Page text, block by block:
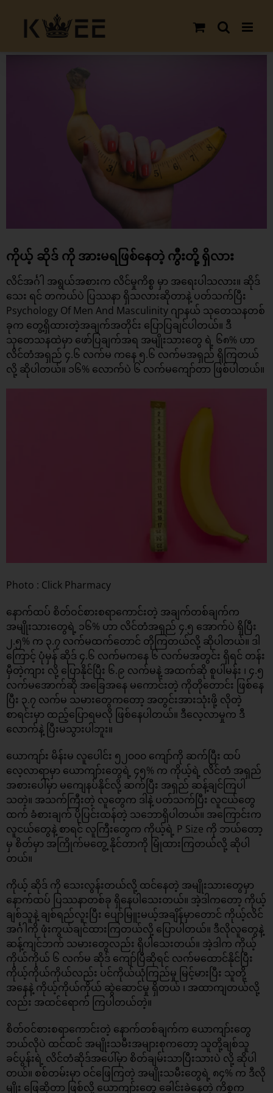
content
ကိုယ့် ဆိုဒ် ကို အားမရဖြစ်နေတဲ့ ကွီးတို့ ရှိလား
လိင်အင်္ဂါ အရွယ်အစားက လိင်မှုကိစ္စ မှာ အရေးပါသလား။ ဆိုဒ်
သေး ရင် တကယ်ပဲ ပြဿနာ ရှိသလားဆိုတာနဲ့ ပတ်သက်ပြီး
Psychology Of Men And Masculinity ဂျာနယ် သုတေသနတစ်
ခုက တွေ့ရှိထားတဲ့အချက်အတိုင်း ပြောပြချင်ပါတယ်။ ဒီ
သုတေသနထဲမှာ ဖော်ပြချက်အရ အမျိုးသားတွေ ရဲ့ ၆၈% ဟာ
လိင်တံအရှည် ၄.၆ လက်မ ကနေ ၅.၆ လက်မအရှည် ရှိကြတယ်
လို့ ဆိုပါတယ်။ ၁၆% လောက်ပဲ ၆ လက်မကျော်တာ ဖြစ်ပါတယ်။
Photo : Click Pharmacy
နောက်ထပ် စိတ်ဝင်စားစရာကောင်းတဲ့ အချက်တစ်ချက်က
အမျိုးသားတွေရဲ့ ၁၆% ဟာ လိင်တံအရှည် ၄.၅ အောက်ပဲ ရှိပြီး
၂.၅% က ၃.၇ လက်မထက်‌တောင် တိုကြတယ်လို့ ဆိုပါတယ်။ ဒါ
ကြောင့် ပုံမှန် ဆိုဒ် ၄.၆ လက်မကနေ ၆ လက်မအတွင်း ရှိရင် တန်း
မှီတဲ့ကျား လို့ ပြောနိုင်ပြီး ၆.၉ လက်မနဲ့ အထက်ဆို စူပါမန်း ၊ ၄.၅
လက်မအောက်ဆို အခြေအနေ မကောင်းတဲ့ ကိုတိုတောင်း ဖြစ်နေ
ပြီး ၃.၇ လက်မ သမားတွေကတော့ အတွင်းအားသုံးဖို့ လိုတဲ့
စာရင်းမှာ ထည့်ပြောရမလို ဖြစ်နေပါတယ်။ ဒီလေ့လာမှုက ဒီ
လောက်နဲ့ ပြီးမသွားပါဘူး။
ယောကျာ်း မိန်းမ လူပေါင်း ၅၂၀၀၀ ကျော်ကို ဆက်ပြီး ထပ်
လေ့လာရာမှာ ယောကျာ်းတွေရဲ့ ၄၅% က ကိုယ့်ရဲ့ လိင်တံ အရှည်
အစားပေါ်မှာ မကျေနပ်နိုင်လို့ ဆက်ပြီး အရှည် ဆန့်ချင်ကြပါ
သတဲ့။ အသက်ကြီးတဲ့ လူတွေက ဒါနဲ့ ပတ်သက်ပြီး လူငယ်တွေ
ထက် ခံစားချက် ပိုပြင်းထန်တဲ့ သဘောရှိပါတယ်။ အကြောင်းက
လူငယ်တွေနဲ့ စာရင် လူကြီးတွေက ကိုယ့်ရဲ့ P Size ကို ဘယ်တော့
မှ စိတ်မှာ အကြိုက်မတွေ့ နိုင်တာကို မြုံထားကြတယ်လို့ ဆိုပါ
တယ်။
ကိုယ့် ဆိုဒ် ကို သေးလွန်းတယ်လို့ ထင်နေတဲ့ အမျိုးသားတွေမှာ
နောက်ထပ် ပြဿနာတစ်ခု ရှိနေပါသေးတယ်။ အဲ့ဒါကတော့ ကိုယ့်
ချစ်သူနဲ့ ချစ်ရည်လူးပြီး ပျော်မြူးမယ့်အချိန်မှာတောင် ကိုယ့်လိင်
အင်္ဂါကို ဖုံးကွယ်ချင်ထားကြတယ်လို့ ပြောပါတယ်။ ဒီလိုလူတွေနဲ့
ဆန့်ကျင်ဘက် သမားတွေလည်း ရှိပါသေးတယ်။ အဲ့ဒါက ကိုယ့်
ကိုယ်ကိုယ် ၆ လက်မ ဆိုဒ် ကျော်ပြီဆိုရင် လက်မထောင်နိုင်ပြီး
ကိုယ့်ကိုယ်ကိုယ်လည်း ပင်ကိုယ်ယုံကြည်မှု မြင့်မားပြီး သူတို့
အနေနဲ့ ကိုယ့်ကိုယ်ကိုယ် ဆွဲဆောင်မှု ရှိတယ် ၊ အထာကျတယ်လို့
လည်း အထင်ရောက် ကြပါတယ်တဲ့။
စိတ်ဝင်စားစရာကောင်းတဲ့ နောက်တစ်ချက်က ယောကျာ်းတွေ
ဘယ်လိုပဲ ထင်ထင် အမျိုးသမီးအများစုကတော့ သူတို့ချစ်သူ
ခင်ပွန်းရဲ့ လိင်တံဆိုဒ်အပေါ်မှာ စိတ်ချမ်းသာပြီးသားပဲ လို့ ဆိုပါ
တယ်။ စစ်တမ်းမှာ ဝင်ဖြေကြတဲ့ အမျိုးသမီးတွေရဲ့ ၈၄% က ဒီလို
မျိုး ဖြေဆိုတာ ဖြစ်လို့ ယောကျာ်းတွေ ခေါင်းခဲနေတဲ့ ကိစ္စက